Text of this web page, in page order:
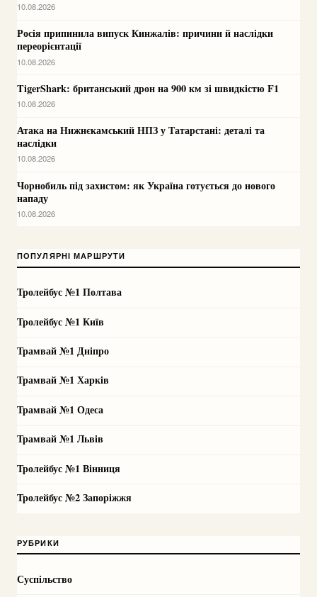
10.08.2026
Росія припинила випуск Кинжалів: причини й наслідки
переорієнтації
10.08.2026
TigerShark: британський дрон на 900 км зі швидкістю F1
10.08.2026
Атака на Нижнєкамський НПЗ у Татарстані: деталі та
наслідки
10.08.2026
Чорнобиль під захистом: як Україна готується до нового
нападу
10.08.2026
ПОПУЛЯРНІ МАРШРУТИ
Тролейбус №1 Полтава
Тролейбус №1 Київ
Трамвай №1 Дніпро
Трамвай №1 Харків
Трамвай №1 Одеса
Трамвай №1 Львів
Тролейбус №1 Вінниця
Тролейбус №2 Запоріжжя
РУБРИКИ
Суспільство